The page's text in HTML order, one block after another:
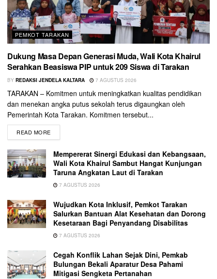
PEMKOT TARAKAN
Dukung Masa Depan Generasi Muda, Wali Kota Khairul
Serahkan Beasiswa PIP untuk 209 Siswa di Tarakan
BY REDAKSI JENDELA KALTARA 7 AGUSTUS 2026
TARAKAN – Komitmen untuk meningkatkan kualitas pendidikan
dan menekan angka putus sekolah terus digaungkan oleh
Pemerintah Kota Tarakan. Komitmen tersebut...
READ MORE
Mempererat Sinergi Edukasi dan Kebangsaan,
Wali Kota Khairul Sambut Hangat Kunjungan
Taruna Angkatan Laut di Tarakan
7 AGUSTUS 2026
Wujudkan Kota Inklusif, Pemkot Tarakan
Salurkan Bantuan Alat Kesehatan dan Dorong
Kesetaraan Bagi Penyandang Disabilitas
7 AGUSTUS 2026
Cegah Konflik Lahan Sejak Dini, Pemkab
Bulungan Bekali Aparatur Desa Pahami
Mitigasi Sengketa Pertanahan